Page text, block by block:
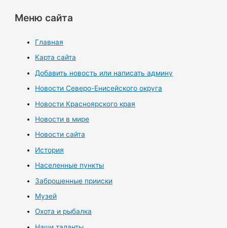
Меню сайта
Главная
Карта сайта
Добавить новость или написать админу
Новости Северо-Енисейского округа
Новости Красноярского края
Новости в мире
Новости сайта
История
Населенные пункты
Заброшенные прииски
Музей
Охота и рыбалка